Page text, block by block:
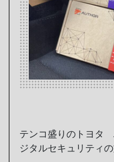
テンコ盛りのトヨタ
ジタルセキュリティの